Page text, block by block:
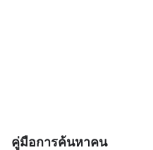
คู่มือการค้นหาคน